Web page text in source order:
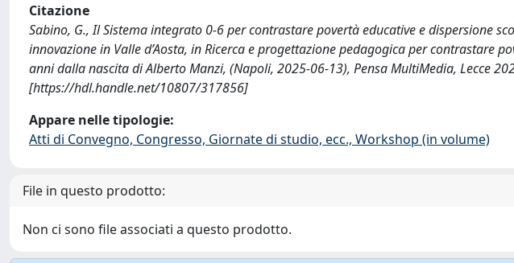
Citazione
Sabino, G., Il Sistema integrato 0-6 per contrastare povertà educative e dispersione
innovazione in Valle d’Aosta, in Ricerca e progettazione pedagogica per contrastare
anni dalla nascita di Alberto Manzi, (Napoli, 2025-06-13), Pensa MultiMedia, Lecce
[https://hdl.handle.net/10807/317856]
Appare nelle tipologie:
Atti di Convegno, Congresso, Giornate di studio, ecc., Workshop (in volume)
File in questo prodotto:
Non ci sono file associati a questo prodotto.